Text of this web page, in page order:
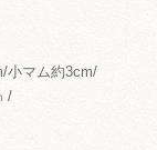
小マム約3cm/
/